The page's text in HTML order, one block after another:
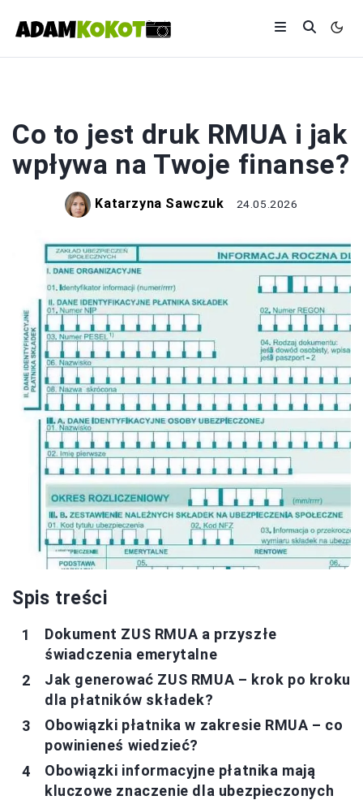
Co to jest druk RMUA i jak
wpływa na Twoje finanse?
Katarzyna Sawczuk 24.05.2026
Spis treści
Dokument ZUS RMUA a przyszłe
świadczenia emerytalne
Jak generować ZUS RMUA – krok po kroku
dla płatników składek?
Obowiązki płatnika w zakresie RMUA – co
powinieneś wiedzieć?
Obowiązki informacyjne płatnika mają
kluczowe znaczenie dla ubezpieczonych